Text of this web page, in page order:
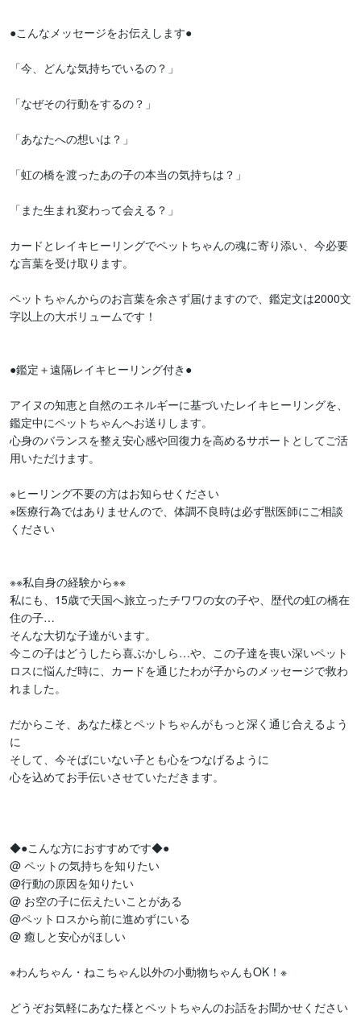
●こんなメッセージをお伝えします●
「今、どんな気持ちでいるの？」
「なぜその行動をするの？」
「あなたへの想いは？」
「虹の橋を渡ったあの子の本当の気持ちは？」
「また生まれ変わって会える？」
カードとレイキヒーリングでペットちゃんの魂に寄り添い、今必要
な言葉を受け取ります。
ペットちゃんからのお言葉を余さず届けますので、鑑定文は2000文
字以上の大ボリュームです！
●鑑定＋遠隔レイキヒーリング付き●
アイヌの知恵と自然のエネルギーに基づいたレイキヒーリングを、
鑑定中にペットちゃんへお送りします。
心身のバランスを整え安心感や回復力を高めるサポートとしてご活
用いただけます。
※ヒーリング不要の方はお知らせください
※医療行為ではありませんので、体調不良時は必ず獣医師にご相談
ください
※※私自身の経験から※※
私にも、15歳で天国へ旅立ったチワワの女の子や、歴代の虹の橋在
住の子…
そんな大切な子達がいます。
今この子はどうしたら喜ぶかしら…や、この子達を喪い深いペット
ロスに悩んだ時に、カードを通じたわが子からのメッセージで救わ
れました。
だからこそ、あなた様とペットちゃんがもっと深く通じ合えるよう
に
そして、今そばにいない子とも心をつなげるように
心を込めてお手伝いさせていただきます。
◆●こんな方におすすめです◆●
@ ペットの気持ちを知りたい
@行動の原因を知りたい
@ お空の子に伝えたいことがある
@ペットロスから前に進めずにいる
@ 癒しと安心がほしい
※わんちゃん・ねこちゃん以外の小動物ちゃんもOK！※
どうぞお気軽にあなた様とペットちゃんのお話をお聞かせください